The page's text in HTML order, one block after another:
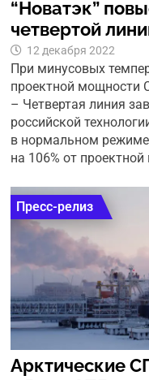
“Новатэк”
четвертой
12 декабря 2022
При минусовых
проектной мощности
– Четвертая линия
российской
в нормальном
на 106% от
Пресс-релиз
Арктические